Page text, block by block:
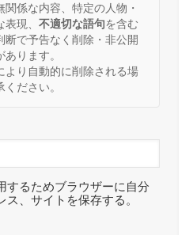
係な内容、特定の人物・
現、 不適切な語句を含む
断で予告なく削除・非公開
ります。
より自動的に削除される場
ださい。
するためブラウザーに自分
、サイトを保存する。